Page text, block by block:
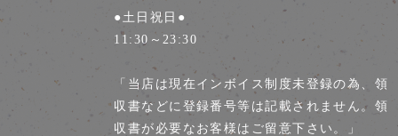
●土日祝日●
11:30～23:30
「当店は現在インボイス制度未登録の為、領
収書などに登録番号等は記載されません。領
収書が必要なお客様はご留意下さい。」